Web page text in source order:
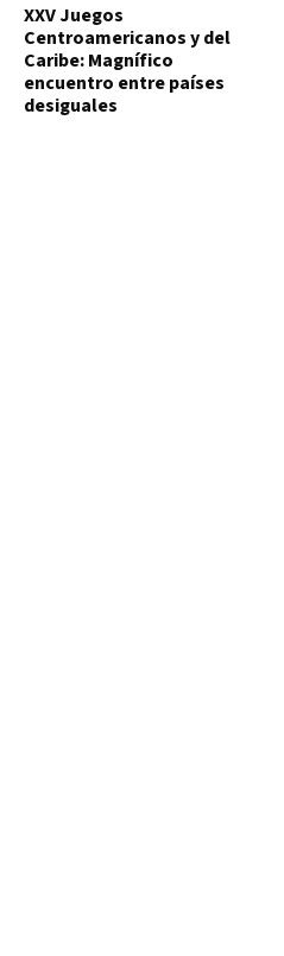
XXV Juegos
Centroamericanos y del
Caribe: Magnífico
encuentro entre países
desiguales